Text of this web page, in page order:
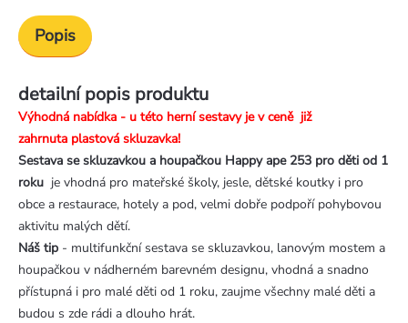
Popis
detailní popis produktu
Výhodná nabídka - u této herní sestavy je v ceně již
zahrnuta plastová skluzavka!
Sestava se skluzavkou a houpačkou Happy ape 253 pro děti od 1
roku je vhodná pro mateřské školy, jesle, dětské koutky i pro
obce a restaurace, hotely a pod, velmi dobře podpoří pohybovou
aktivitu malých dětí.
Náš tip - multifunkční sestava se skluzavkou, lanovým mostem a
houpačkou v nádherném barevném designu, vhodná a snadno
přístupná i pro malé děti od 1 roku, zaujme všechny malé děti a
budou s zde rádi a dlouho hrát.